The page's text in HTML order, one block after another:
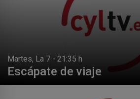
Martes, La 7 - 21:35 h
Escápate de viaje